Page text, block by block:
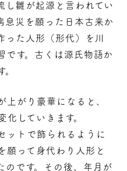
し雛が起源と言われてい
息災を願った日本古来か
った人形（形代）を川
です。古くは源氏物語か
上がり豪華になると、
していきます。
ットで飾られるように
願って身代わり人形と
のです。その後、年月が